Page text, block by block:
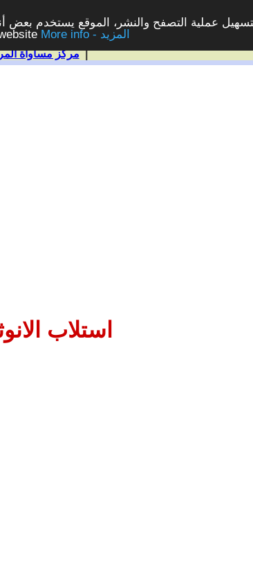
عملية التصفح والنشر، الموقع يستخدم بعض
More info - المزيد
مركز مساواة|
استلاب